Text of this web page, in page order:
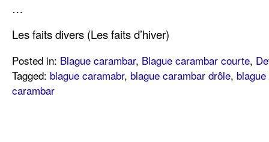
…
Les faits divers (Les faits d’hiver)
Posted in: Blague carambar, Blague carambar courte,
Tagged: blague caramabr, blague carambar drôle,
carambar